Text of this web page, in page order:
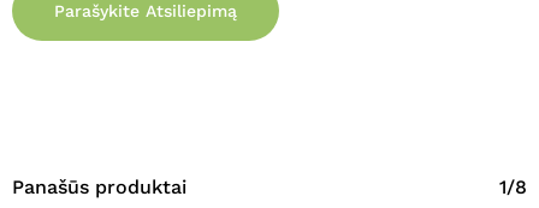
Parašykite Atsiliepimą
Panašūs produktai 1/8